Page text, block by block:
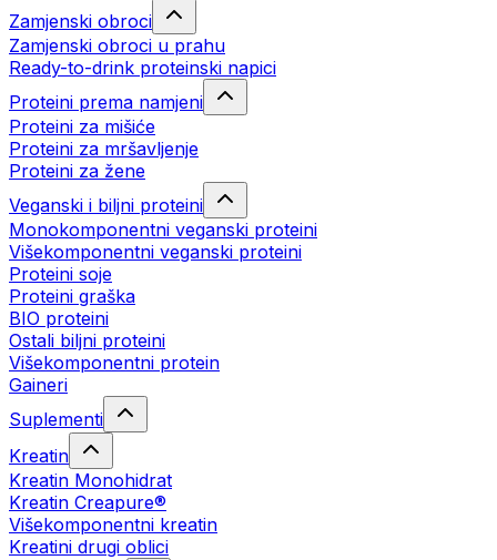
Zamjenski obroci
Zamjenski obroci u prahu
Ready-to-drink proteinski napici
Proteini prema namjeni
Proteini za mišiće
Proteini za mršavljenje
Proteini za žene
Veganski i biljni proteini
Monokomponentni veganski proteini
Višekomponentni veganski proteini
Proteini soje
Proteini graška
BIO proteini
Ostali biljni proteini
Višekomponentni protein
Gaineri
Suplementi
Kreatin
Kreatin Monohidrat
Kreatin Creapure®
Višekomponentni kreatin
Kreatini drugi oblici